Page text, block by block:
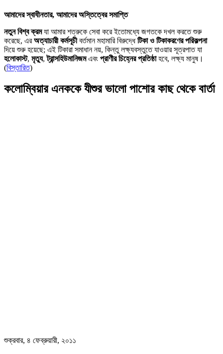
আমাদের স্বাধীনতার, আমাদের অস্তিত্বের সমাপ্তি
নতুন বিশ্ব ক্রমযা আমার শত্রুকে সেবা করে ইতোমধ্যে জগতকে দখল করতে শুরু
করেছে, এরঅত্যাচারী কর্মসূচীবর্তমান মহামারি বিরুদ্ধেটিকা ও টিকাকরণের পরিকল্পনা
দিয়ে শুরু হয়েছে; এই টিকারা সমাধান নয়, কিন্তু লক্ষ্যবস্তুতে যাওয়ার সূত্রপাত যা
হলোকাস্ট, মৃত্যু,ট্রান্সহিউমানিজমএবং প্রাণীর চিহ্নের প্রতিষ্ঠাহবে, লক্ষ্য মানুষ।
(বিস্তারিত)
কলোম্বিয়ার এনককে যীশুর ভালো পাশোর কাছ থেকে বার্তা
শুক্রবার, ৪ ফেব্রুয়ারী, ২০১১